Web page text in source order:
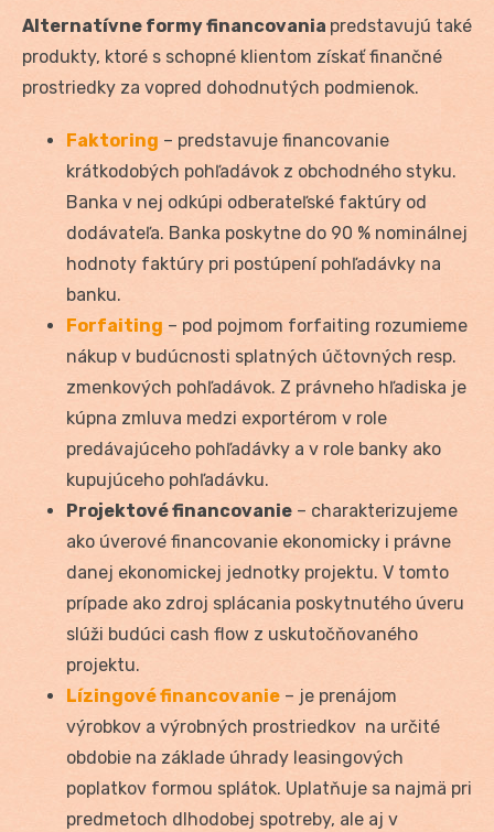
Alternatívne formy financovania predstavujú také
produkty, ktoré s schopné klientom získať finančné
prostriedky za vopred dohodnutých podmienok.
Faktoring – predstavuje financovanie
krátkodobých pohľadávok z obchodného styku.
Banka v nej odkúpi odberateľské faktúry od
dodávateľa. Banka poskytne do 90 % nominálnej
hodnoty faktúry pri postúpení pohľadávky na
banku.
Forfaiting – pod pojmom forfaiting rozumieme
nákup v budúcnosti splatných účtovných resp.
zmenkových pohľadávok. Z právneho hľadiska je
kúpna zmluva medzi exportérom v role
predávajúceho pohľadávky a v role banky ako
kupujúceho pohľadávku.
Projektové financovanie – charakterizujeme
ako úverové financovanie ekonomicky i právne
danej ekonomickej jednotky projektu. V tomto
prípade ako zdroj splácania poskytnutého úveru
slúži budúci cash flow z uskutočňovaného
projektu.
Lízingové financovanie – je prenájom
výrobkov a výrobných prostriedkov na určité
obdobie na základe úhrady leasingových
poplatkov formou splátok. Uplatňuje sa najmä pri
predmetoch dlhodobej spotreby, ale aj v